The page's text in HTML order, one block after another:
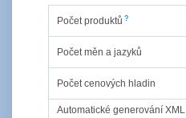
Počet produktů ?
Počet měn a jazyků
Počet cenových hladin
Automatické generování XML